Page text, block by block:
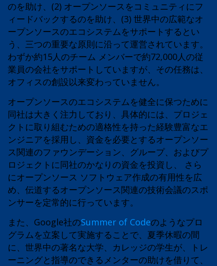
のを助け、(2) オープンソースをコミュニティにフ
ィードバックするのを助け、(3) 世界中の広範なオ
ープンソースのエコシステムをサポートするとい
う、三つの重要な原則に沿って運営されています。
わずか約15人のチーム メンバーで約72,000人の従
業員の会社をサポートしていますが、その任務は、
オフィスの創設以来変わっていません。
オープンソースのエコシステムを健全に保つために
同社は大きく注力しており、具体的には、プロジェ
クトに取り組むための適格性を持った経験豊富なエ
ンジニアを採用し、資金を必要とするオープンソー
ス関連のファウンデーション、グループ、およびプ
ロジェクトに同社のかなりの資金を投資し、 さら
にオープンソース ソフトウェア作成の有用性を広
め、伝道するオープンソース関連の技術会議のスポ
ンサーを定常的に行っています。
また、Google社のSummer of Codeのようなプロ
グラムを立案して実施することで、夏季休暇の間
に、世界中の著名な大学、カレッジの学生が、トレ
ーニングと指導のできるメンターの助けを借りて、